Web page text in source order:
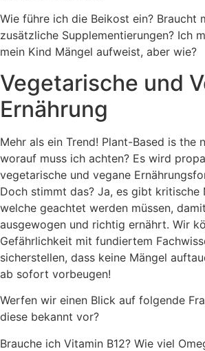
Wie führe ich die Beikost ein? Braucht
zusätzliche Supplementierungen? Ich
mein Kind Mängel aufweist, aber wie?
Vegetarische und
Ernährung
Mehr als ein Trend! Plant-Based is the
worauf muss ich achten? Es wird
vegetarische und vegane
Doch stimmt das? Ja, es gibt kritische
welche geachtet werden müssen,
ausgewogen und richtig ernährt. Wir
Gefährlichkeit mit fundiertem
sicherstellen, dass keine Mängel
ab sofort vorbeugen!
Werfen wir einen Blick auf folgende
diese bekannt vor?
Brauche ich Vitamin B12? Wie viel